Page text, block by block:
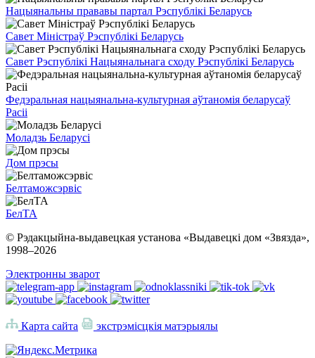
Нацыянальны прававы партал Рэспублікі Беларусь
Савет Міністраў Рэспублікі Беларусь
Савет Рэспублікі Нацыянальнага сходу Рэспублікі Беларусь
Федэральная нацыянальна-культурная аўтаномія беларусаў
Расіі
Моладзь Беларусі
Дом прэсы
Белтаможсэрвіс
БелТА
© Рэдакцыйна-выдавецкая установа «Выдавецкі дом «Звязда»,
1998–2026
Электронны зварот
Карта сайта экстрэмісцкія матэрыялы